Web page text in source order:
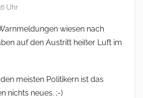
Uhr
wiesen nach
auf den Austritt heißer Luft im
meisten Politikern ist das
nichts neues. ;-)